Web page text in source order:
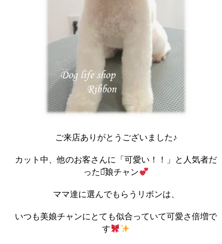
ご来店ありがとうございました♪
カット中、他のお客さんに「可愛い！！」と人気者だ
った美͡娘チャン
ママ達に選んでもらうリボンは、
いつも美娘チャンにとても似合っていて可愛さ倍増で
す